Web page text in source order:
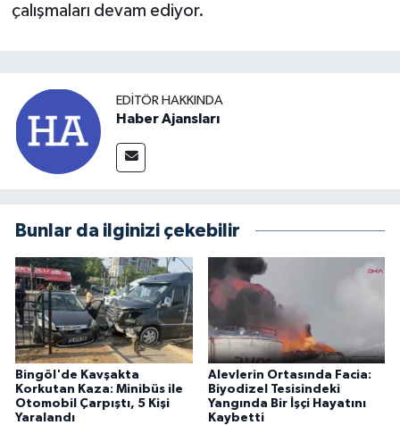
çalışmaları devam ediyor.
EDITÖR HAKKINDA
Haber Ajansları
Bunlar da ilginizi çekebilir
Bingöl'de Kavşakta
Korkutan Kaza: Minibüs ile
Otomobil Çarpıştı, 5 Kişi
Yaralandı
Alevlerin Ortasında Facia:
Biyodizel Tesisindeki
Yangında Bir İşçi Hayatını
Kaybetti